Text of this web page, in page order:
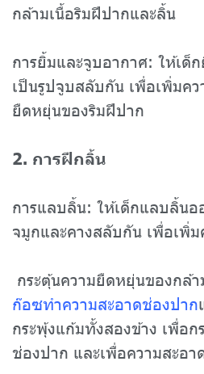
กล้ามเนื้อริมฝีปากและลิ้น
การยิ้มและจูบอากาศ: ให้เด็
เป็นรูปจูบสลับกัน เพื่อเพิ่มคว
ยืดหยุ่นของริมฝีปาก
2. การฝึกลิ้น
การแลบลิ้น: ให้เด็กแลบลิ้น
จมูกและคางสลับกัน เพื่อเพิ่
กระตุ้นความยืดหยุ่นของกล้
ก๊อซทำความสะอาดช่องปาก
กระพุ้งแก้มทั้งสองข้าง เพื่อก
ช่องปาก และเพื่อความสะอ